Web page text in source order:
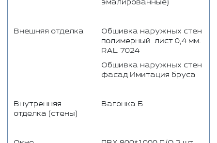
эмалированные)
Внешняя отделка
Обшивка наружных стен
полимерный лист 0,4 мм.
RAL 7024
Обшивка наружных стен
фасад Имитация бруса
Внутренняя
отделка (стены)
Вагонка Б